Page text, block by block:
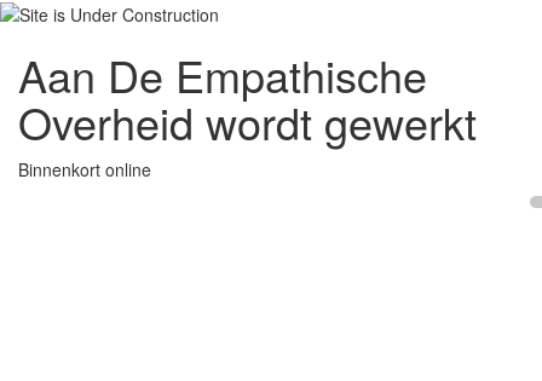
Aan De Empathische
Overheid wordt gewerkt
Binnenkort online